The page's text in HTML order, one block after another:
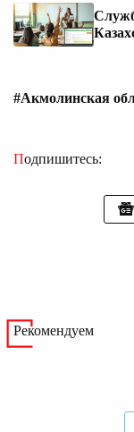
#Акмолинская
Подпишитесь:
Рекомендуем